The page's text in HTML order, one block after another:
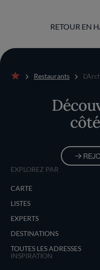
RETOUR EN
Restaurants
EXPLOREZ PAR
CARTE
LISTES
EXPERTS
DESTINATIONS
TOUTES LES ADRESSES
INSPIRATION